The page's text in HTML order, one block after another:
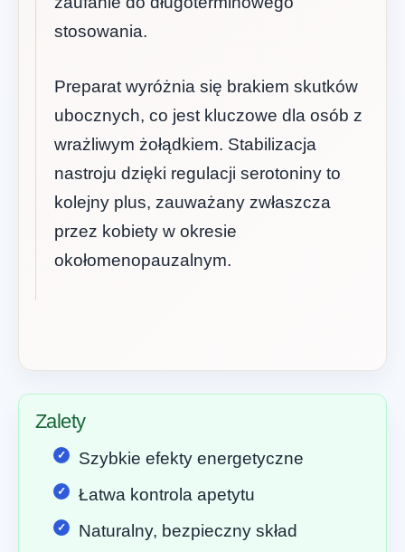
stosowania.
Preparat wyróżnia się brakiem skutków
ubocznych, co jest kluczowe dla osób z
wrażliwym żołądkiem. Stabilizacja
nastroju dzięki regulacji serotoniny to
kolejny plus, zauważany zwłaszcza
przez kobiety w okresie
okołomenopauzalnym.
Zalety
Szybkie efekty energetyczne
Łatwa kontrola apetytu
Naturalny, bezpieczny skład